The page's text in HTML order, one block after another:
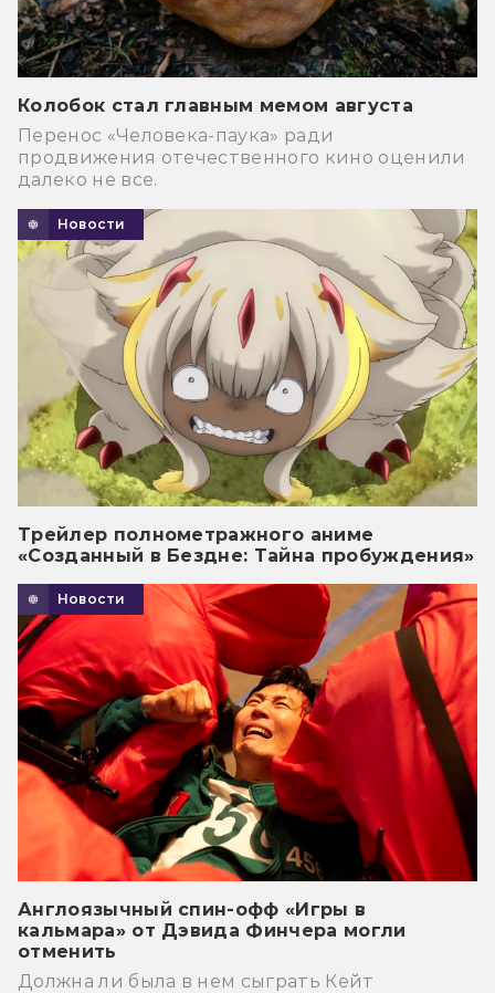
Колобок стал главным мемом августа
Перенос «Человека-паука» ради
продвижения отечественного кино оценили
далеко не все.
Новости
Трейлер полнометражного аниме
«Созданный в Бездне: Тайна пробуждения»
Новости
Англоязычный спин-офф «Игры в
кальмара» от Дэвида Финчера могли
отменить
Должна ли была в нем сыграть Кейт